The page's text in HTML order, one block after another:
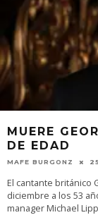
MUERE
DE EDAD
MAFE BURGONZ
El cantante británico
diciembre a los 53
manager Michael